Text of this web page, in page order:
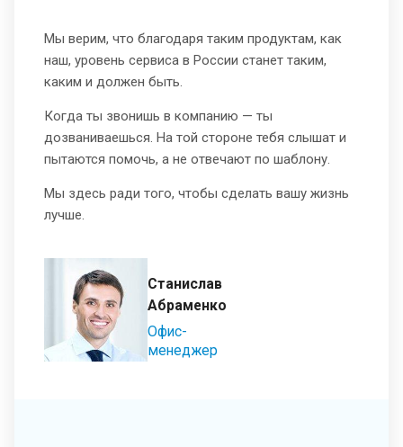
Мы верим, что благодаря таким продуктам, как
наш, уровень сервиса в России станет таким,
каким и должен быть.
Когда ты звонишь в компанию — ты
дозваниваешься. На той стороне тебя слышат и
пытаются помочь, а не отвечают по шаблону.
Мы здесь ради того, чтобы сделать вашу жизнь
лучше.
Станислав
Абраменко
Офис-
менеджер